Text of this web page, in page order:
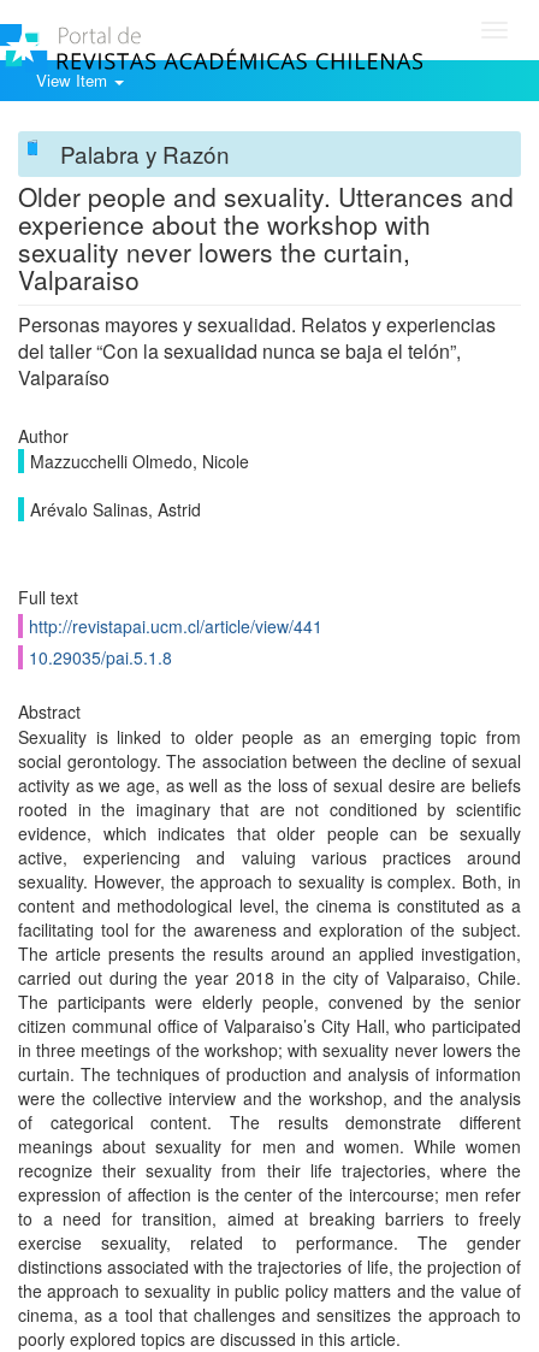
View Item
Palabra y Razón
Older people and sexuality. Utterances and
experience about the workshop with
sexuality never lowers the curtain,
Valparaiso
Personas mayores y sexualidad. Relatos y experiencias
del taller “Con la sexualidad nunca se baja el telón”,
Valparaíso
Author
Mazzucchelli Olmedo, Nicole
Arévalo Salinas, Astrid
Full text
http://revistapai.ucm.cl/article/view/441
10.29035/pai.5.1.8
Abstract
Sexuality is linked to older people as an emerging topic from
social gerontology. The association between the decline of sexual
activity as we age, as well as the loss of sexual desire are beliefs
rooted in the imaginary that are not conditioned by scientific
evidence, which indicates that older people can be sexually
active, experiencing and valuing various practices around
sexuality. However, the approach to sexuality is complex. Both, in
content and methodological level, the cinema is constituted as a
facilitating tool for the awareness and exploration of the subject.
The article presents the results around an applied investigation,
carried out during the year 2018 in the city of Valparaiso, Chile.
The participants were elderly people, convened by the senior
citizen communal office of Valparaiso’s City Hall, who participated
in three meetings of the workshop; with sexuality never lowers the
curtain. The techniques of production and analysis of information
were the collective interview and the workshop, and the analysis
of categorical content. The results demonstrate different
meanings about sexuality for men and women. While women
recognize their sexuality from their life trajectories, where the
expression of affection is the center of the intercourse; men refer
to a need for transition, aimed at breaking barriers to freely
exercise sexuality, related to performance. The gender
distinctions associated with the trajectories of life, the projection of
the approach to sexuality in public policy matters and the value of
cinema, as a tool that challenges and sensitizes the approach to
poorly explored topics are discussed in this article.